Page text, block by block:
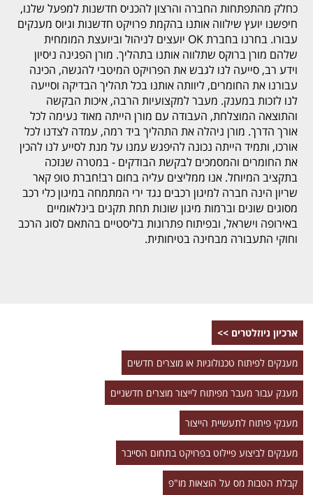
כחלק מהתפתחות החברה והרצון להכניס חדשנות למפעל שלנו,
חיפשנו יועץ שילווה אותנו בהקמת פרויקט חדשנות וגיוס מענקים
עבורו. בחרנו בחברת OK יועצים לניהול וביועצת המומחית
שלהם מורן ברוקס שתלווה אותנו בתהליך. מורן הפגינה ניסיון
וידע רב, סייעה לנו לגבש את הפרויקט המיטבי להגשה, הכינה
עבורנו את החומרים, ליוותה אותנו בכל תהליך הבדיקה וסייעה
לנו לזכות במענק. מעבר למקצועיות הרבה, איכות הבקשה
והתוצאה המוצלחת, העבודה עם מורן הייתה מאוד נעימה לכל
אורך הדרך. מורן ניהלה את התהליך ביד רמה, עמדה לצדנו לכל
אורכו, ותמיד הייתה נכונה להיפגש עמנו על מנת לסייע לנו להכין
את החומרים והמסמכים לבקשת הבודקים - במטרה שנזכה
בתקציב המיוחל. אנו ממליצים עליה בחום רב!חברת טופ קאר
שריון הינה חברה למיגון רכבים נגד ירי המתמחה במיגון כלי רכב
מסוגים שונים וברמות מיגון שונות תחת תקנים בינלאומיים
באירופה וישראל, ובפיתוח פתרונות בליסטיים בהתאם לסוג הרכב
וחוקי התעבורה מבחינה בטיחותית.
ארכיון ניוזלטרים >>
מענקים לפיתוח טכנולוגיות או מוצרים חדשים
מענק עבור מעבר מפיתוח לייצור מוצרים חדשניים
מענקי פיתוח לתעשיית הייצור
מענקים לביצוע פיילוט בפרויקט בתחום הסייבר
קבלת הטבות מס על הוצאות מו"פ